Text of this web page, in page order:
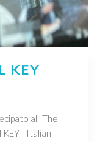
KEY
al "The
- Italian